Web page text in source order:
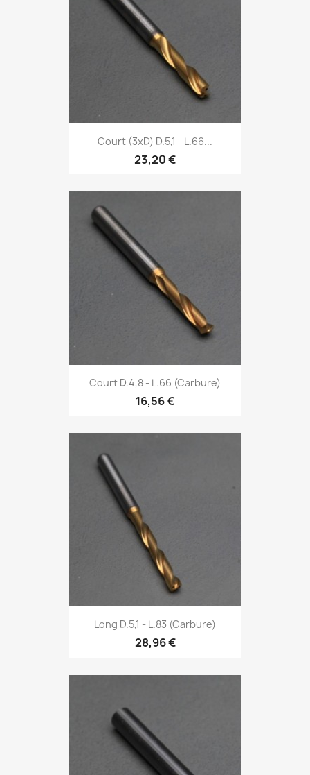
Court (3xD) D.5,1 - L.66...
23,20 €
Court D.4,8 - L.66 (Carbure)
16,56 €
Long D.5,1 - L.83 (Carbure)
28,96 €